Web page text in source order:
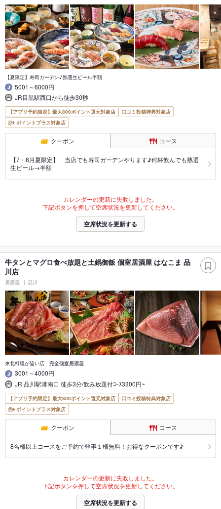
【夏限定】寿司ガーデン♪熟選生ビール半額
5001～6000円
JR目黒駅西口から徒歩30秒
【アプリ予約限定】最大800ポイント還元対象店
口コミ投稿特典対象店
ポイントプラス対象店
クーポン コース
【7・8月夏限定】 当店でも寿司ガーデンやります♪何杯飲んでも熟選
生ビール→半額
カレンダーの更新に失敗しました。
下記ボタンを押して空席状況を更新してください。
空席状況を更新する
牛タンとマグロ食べ放題と土鍋御飯 個室居酒屋 はなこま 品
川店
居酒屋 品川
東北料理が旨い店 完全個室居酒屋
3001～4000円
JR 品川駅港南口 徒歩3分/飲み放題付ｺｰｽ3300円~
【アプリ予約限定】最大800ポイント還元対象店
口コミ投稿特典対象店
ポイントプラス対象店
クーポン コース
8名様以上コースをご予約で幹事１様無料！お得なクーポンです♪
カレンダーの更新に失敗しました。
下記ボタンを押して空席状況を更新してください。
空席状況を更新する